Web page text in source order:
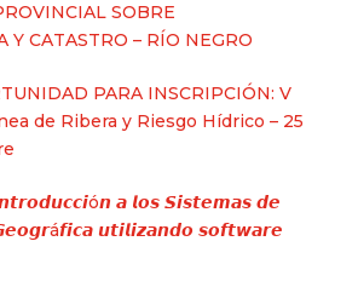
SOBRE
Y CATASTRO – RÍO NEGRO
PARA INSCRIPCIÓN: V
de Ribera y Riesgo Hídrico – 25
𝙖 𝙡𝙤𝙨 𝙎𝙞𝙨𝙩𝙚𝙢𝙖𝙨 𝙙𝙚
𝙪𝙩𝙞𝙡𝙞𝙯𝙖𝙣𝙙𝙤 𝙨𝙤𝙛𝙩𝙬𝙖𝙧𝙚